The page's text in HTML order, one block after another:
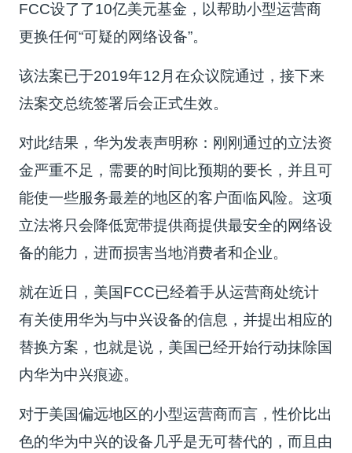
FCC设了了10亿美元基金，以帮助小型运营商
更换任何“可疑的网络设备”。
该法案已于2019年12月在众议院通过，接下来
法案交总统签署后会正式生效。
对此结果，华为发表声明称：刚刚通过的立法资
金严重不足，需要的时间比预期的要长，并且可
能使一些服务最差的地区的客户面临风险。这项
立法将只会降低宽带提供商提供最安全的网络设
备的能力，进而损害当地消费者和企业。
就在近日，美国FCC已经着手从运营商处统计
有关使用华为与中兴设备的信息，并提出相应的
替换方案，也就是说，美国已经开始行动抹除国
内华为中兴痕迹。
对于美国偏远地区的小型运营商而言，性价比出
色的华为中兴的设备几乎是无可替代的，而且由